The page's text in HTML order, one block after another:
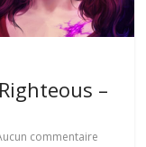
–
commentaire